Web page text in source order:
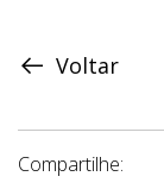
Voltar
Compartilhe: